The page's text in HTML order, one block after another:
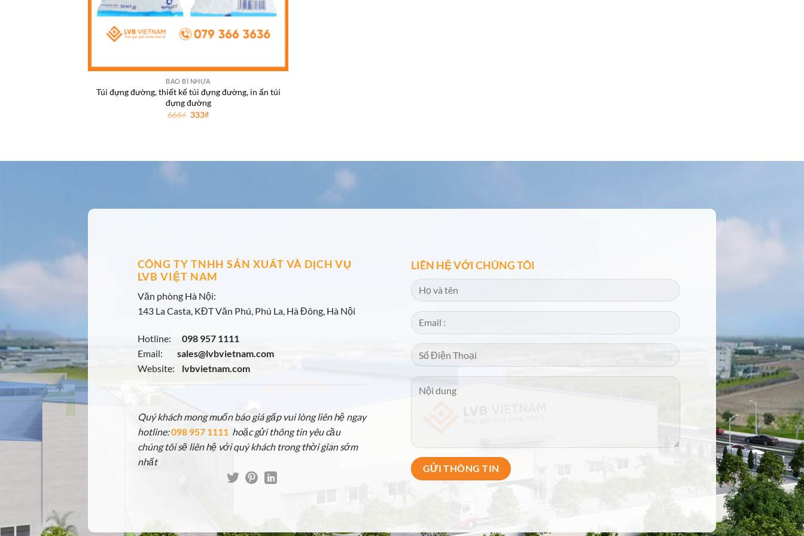
BAO BÌ NHỰA
Túi đựng đường, thiết kế túi đựng đường, in ấn túi
đựng đường
666₫ Giá
333₫Giá
CÔNG TY TNHH SẢN XUẤT VÀ DỊCH VỤ
LVB VIỆT NAM
Văn phòng Hà Nội:
143 La Casta, KĐT Văn Phú, Phú La, Hà Đông, Hà Nội
Hotline:
098 957 1111
Email:
sales@lvbvietnam.com
Website:
lvbvietnam.com
Quý khách mong muốn báo giá gấp vui lòng liên hệ ngay
hotline:098 957 1111 hoặc gửi thông tin yêu cầu
chúng tôi sẽ liên hệ với quý khách trong thời gian sớm
nhất
LIÊN HỆ VỚI CHÚNG TÔI